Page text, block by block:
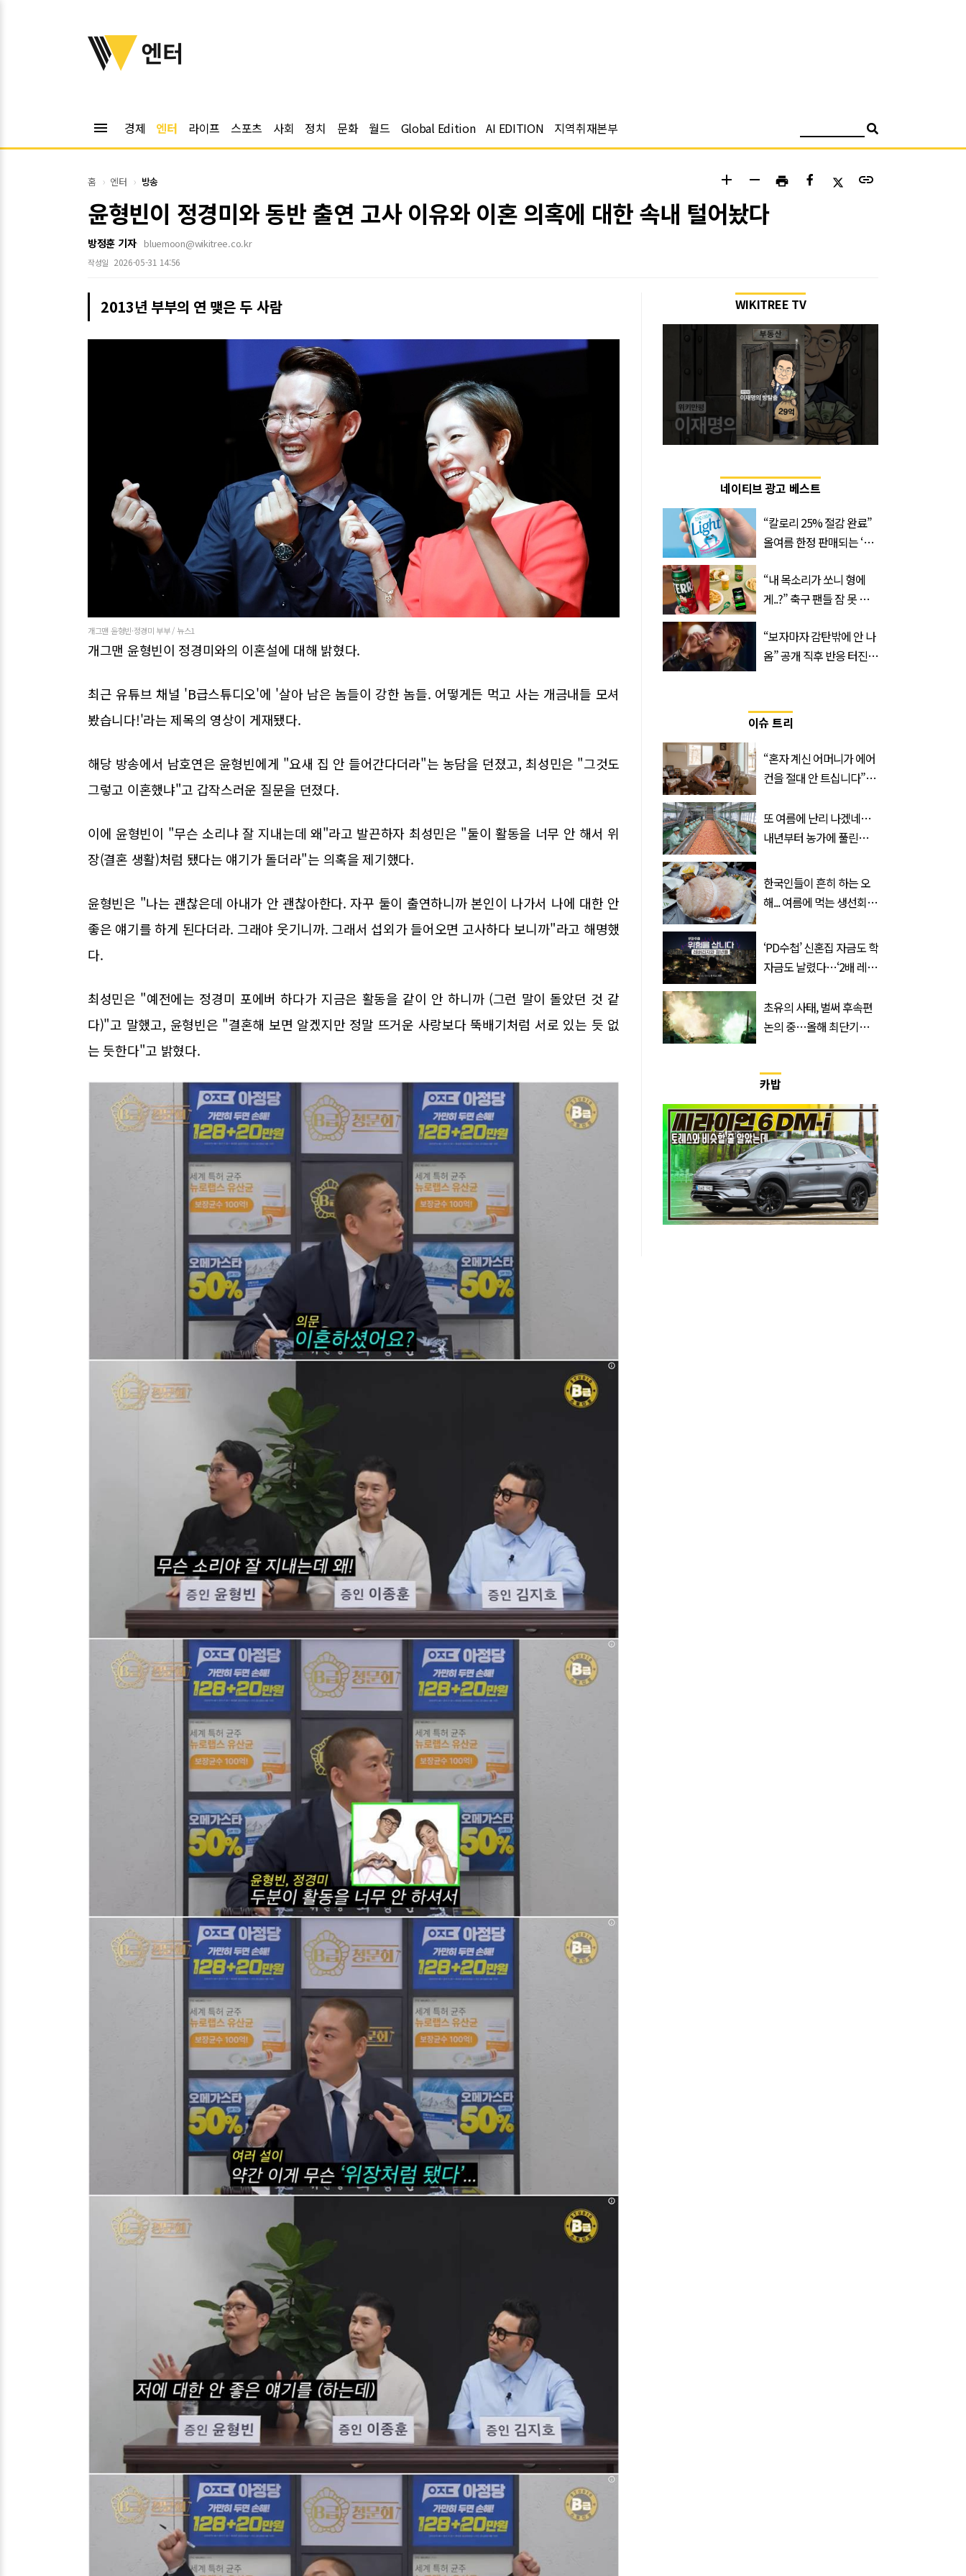
위키트리
엔터
menu 경제 엔터 라이프 스포츠 사회 정치 문화 월드 Global Edition AI EDITION 지역취재본부
홈 엔터 방송 add remove print link
윤형빈이 정경미와 동반 출연 고사 이유와 이혼 의혹에 대한 속내 털어놨다
방정훈 기자 bluemoon@wikitree.co.kr
작성일 2026-05-31 14:56
2013년 부부의 연 맺은 두 사람
개그맨 윤형빈·정경미 부부 / 뉴스1
개그맨 윤형빈이 정경미와의 이혼설에 대해 밝혔다.
최근 유튜브 채널 'B급스튜디오'에 '살아 남은 놈들이 강한 놈들. 어떻게든 먹고 사는 개금내들 모셔
봤습니다!'라는 제목의 영상이 게재됐다.
해당 방송에서 남호연은 윤형빈에게 "요새 집 안 들어간다더라"는 농담을 던졌고, 최성민은 "그것도
그렇고 이혼했냐"고 갑작스러운 질문을 던졌다.
이에 윤형빈이 "무슨 소리냐 잘 지내는데 왜"라고 발끈하자 최성민은 "둘이 활동을 너무 안 해서 위
장(결혼 생활)처럼 됐다는 얘기가 돌더라"는 의혹을 제기했다.
윤형빈은 "나는 괜찮은데 아내가 안 괜찮아한다. 자꾸 둘이 출연하니까 본인이 나가서 나에 대한 안
좋은 얘기를 하게 된다더라. 그래야 웃기니까. 그래서 섭외가 들어오면 고사하다 보니까"라고 해명했
다.
최성민은 "예전에는 정경미 포에버 하다가 지금은 활동을 같이 안 하니까 (그런 말이 돌았던 것 같
다)"고 말했고, 윤형빈은 "결혼해 보면 알겠지만 정말 뜨거운 사랑보다 뚝배기처럼 서로 있는 듯 없
는 듯한다"고 밝혔다.
WIKITREE TV
네이티브 광고 베스트
“칼로리 25% 절감 완료”
올여름 한정 판매되는 ‘최
“내 목소리가 쏘니 형에
게..?” 축구 팬들 잠 못 들
트
“보자마자 감탄밖에 안 나
옴” 공개 직후 반응 터진
이슈 트리
“혼자 계신 어머니가 에어
컨을 절대 안 트십니다”…
또 여름에 난리 나겠네…
내년부터 농가에 풀린다는
한국인들이 흔히 하는 오
해... 여름에 먹는 생선회가
‘PD수첩’ 신혼집 자금도 학
자금도 날렸다…‘2배 레버
초유의 사태, 벌써 후속편
논의 중…올해 최단기간
카밥